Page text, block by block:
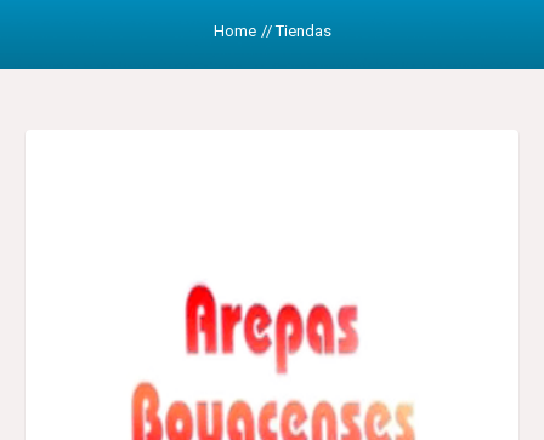
Home //Tiendas